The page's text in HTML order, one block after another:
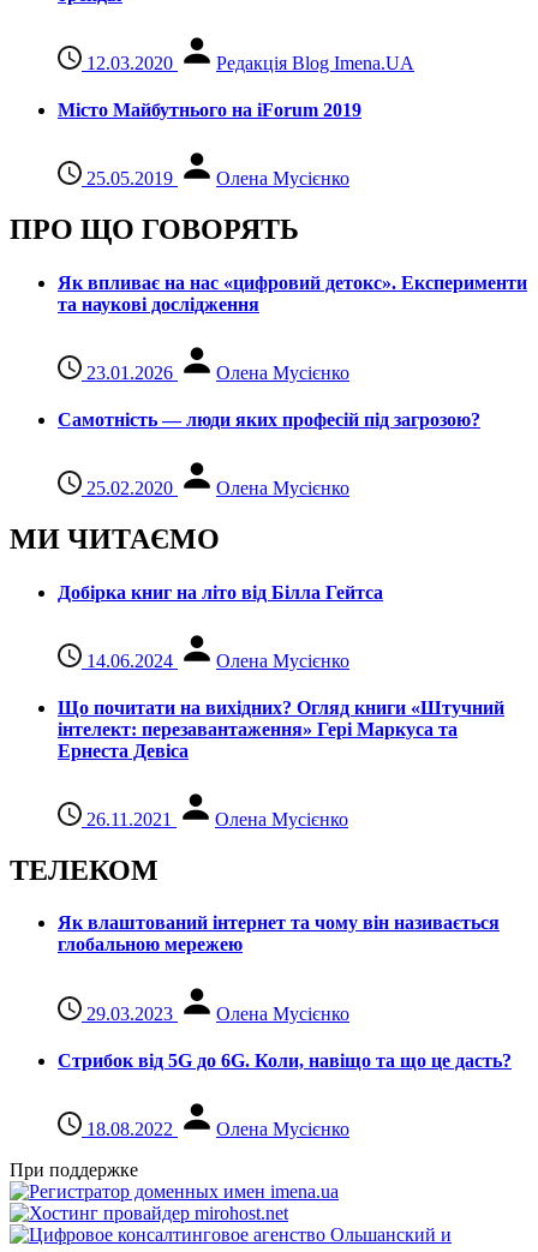
12.03.2020 Редакція Blog Imena.UA
Місто Майбутнього на iForum 2019
25.05.2019 Олена Мусієнко
ПРО ЩО ГОВОРЯТЬ
Як впливає на нас «цифровий детокс». Експерименти
та наукові дослідження
23.01.2026 Олена Мусієнко
Самотність — люди яких професій під загрозою?
25.02.2020 Олена Мусієнко
МИ ЧИТАЄМО
Добірка книг на літо від Білла Гейтса
14.06.2024 Олена Мусієнко
Що почитати на вихідних? Огляд книги «Штучний
інтелект: перезавантаження» Гері Маркуса та
Ернеста Девіса
26.11.2021 Олена Мусієнко
ТЕЛЕКОМ
Як влаштований інтернет та чому він називається
глобальною мережею
29.03.2023 Олена Мусієнко
Стрибок від 5G до 6G. Коли, навіщо та що це даcть?
18.08.2022
Олена Мусієнко
При поддержке